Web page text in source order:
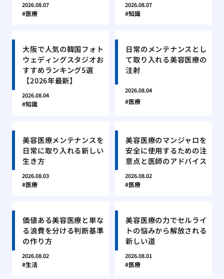
2026.08.07
医療
2026.08.07
知識
大阪で人気の韓国フォト
ウェディングスタジオお
すすめランキング5選
【2026年最新】
2026.08.04
知識
日常のメンテナンスとし
て取り入れる美容医療の
注射
2026.08.04
医療
美容医療メンテナンスを
日常に取り入れる新しい
生き方
2026.08.03
医療
美容医療のマンジャロを
安全に使用するための注
意点と医師のアドバイス
2026.08.02
医療
価値ある美容医療と単な
る浪費を分ける判断基準
の作り方
2026.08.02
生活
美容医療の力でセルライ
トの悩みから解放される
新しい道
2026.08.01
医療